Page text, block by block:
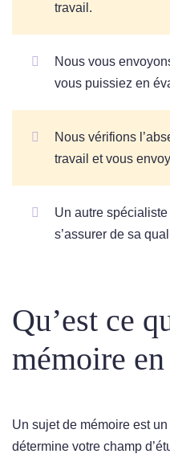
travail.
Nous vous
vous puissiez en
Nous vérifions
travail et vous
Un autre
s’assurer de sa
Qu’est ce
mémoire
Un sujet de mémoire est
détermine votre champ